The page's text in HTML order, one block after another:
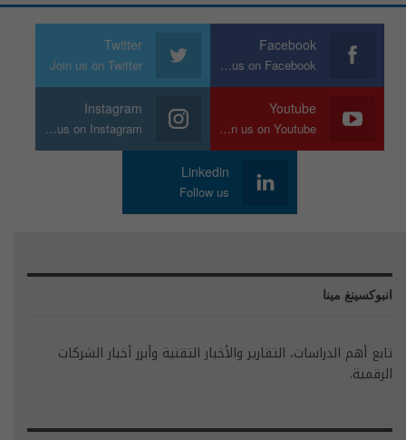
Facebook
Join us on Facebook
Twitter
Join us on Twitter
Youtube
Join us on Youtube
Instagram
Join us on Instagram
Linkedin
Follow us
انبوكسينغ مينا
تابع أهم الدراسات، التقارير والأخبار التقنية وأبرز أخبار الشركات
الرقمية.